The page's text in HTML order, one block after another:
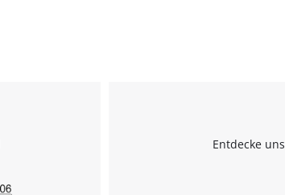
Entdecke